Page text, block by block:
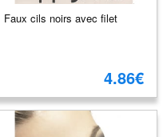
Faux cils noirs avec filet
4.86€